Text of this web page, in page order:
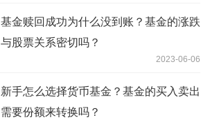
基金赎回成功为什么没到账？基金的涨跌
与股票关系密切吗？
2023-06-06
新手怎么选择货币基金？基金的买入卖出
需要份额来转换吗？